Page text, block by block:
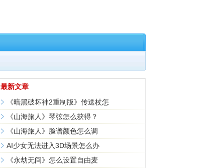
最新文章
《暗黑破坏神2重制版》传送杖怎
《山海旅人》琴弦怎么获得？
《山海旅人》脸谱颜色怎么调
AI少女无法进入3D场景怎么办
《永劫无间》怎么设置自由麦